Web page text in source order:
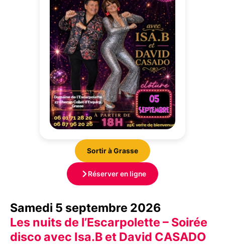
Samedi 5 septembre 2026
Les nuits de l’Escarpolette – Soirée
disco avec Isa.B et David CASADO
Sortir à Grasse
Réserver en ligne